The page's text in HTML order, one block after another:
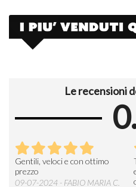
Le recensioni
Gentili, veloci e con ottimo
prezzo
09-07-2024 - FABIO MARIA C.